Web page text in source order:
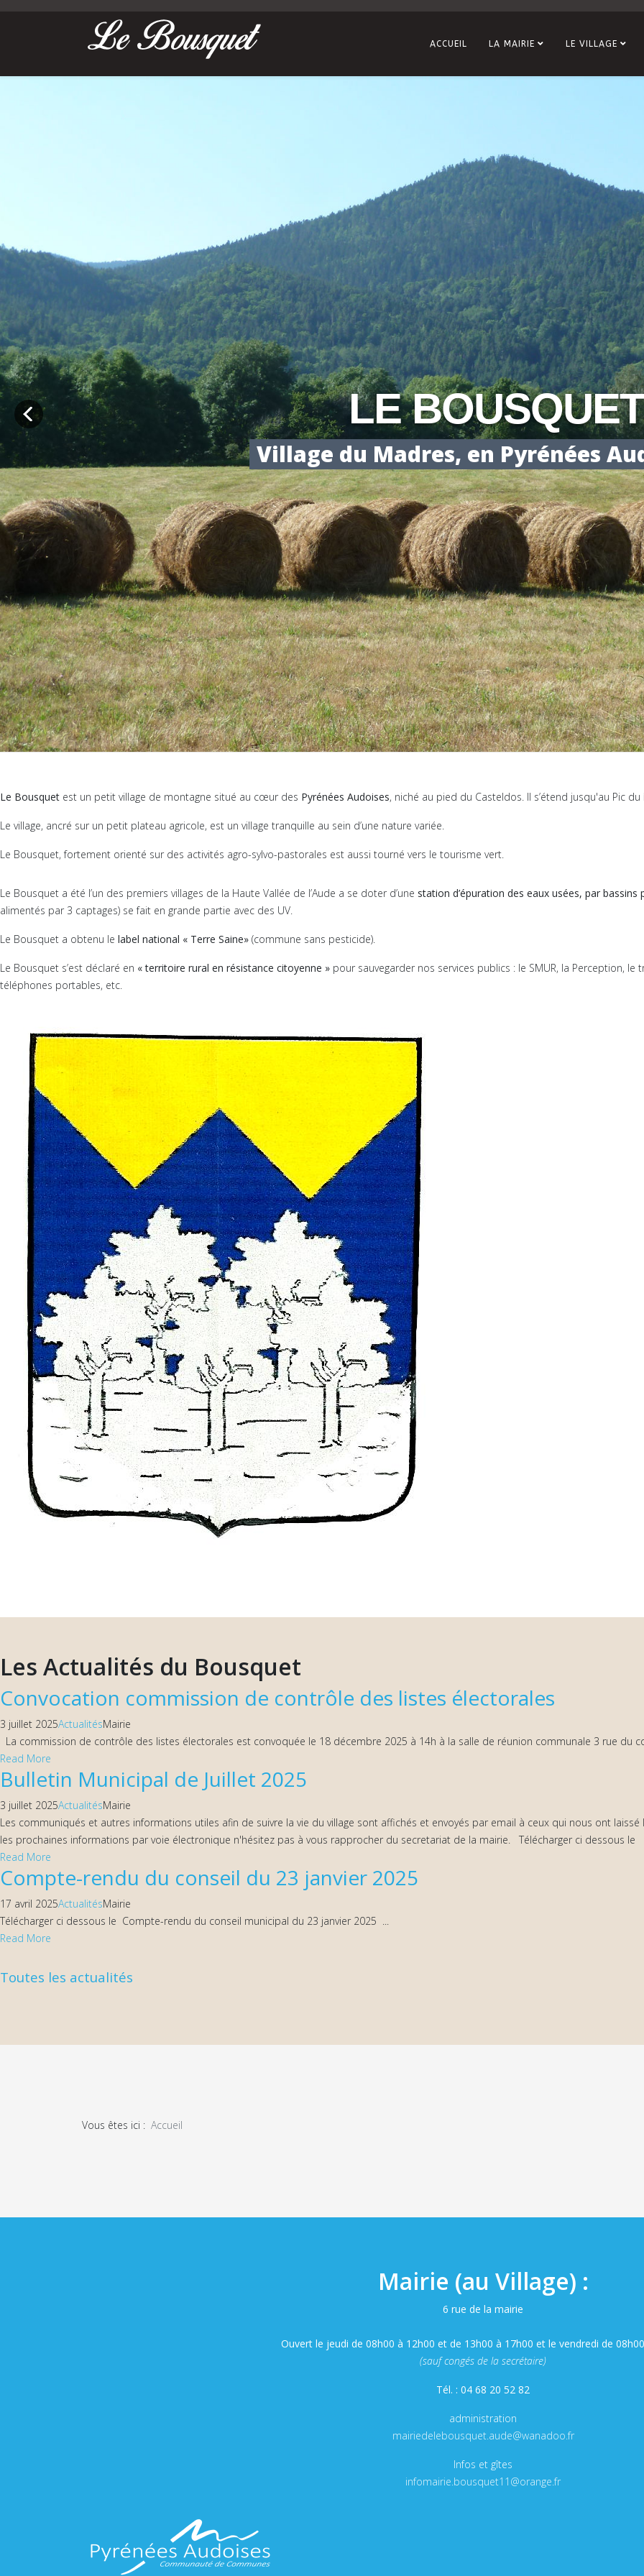
ACCUEIL LA MAIRIE LE VILLAGE
LE BOUSQUET
Village du Madres, en Pyrénées
Le Bousquet est un petit village de montagne situé au cœur des Pyrénées Audoises, niché au pied du Casteldos. Il s’étend jusqu'au Pic
Le village, ancré sur un petit plateau agricole, est un village tranquille au sein d’une nature variée.
Le Bousquet, fortement orienté sur des activités agro-sylvo-pastorales est aussi tourné vers le tourisme vert.
Le Bousquet a été l’un des premiers villages de la Haute Vallée de l’Aude a se doter d’une station d’épuration des eaux usées, par bassins
alimentés par 3 captages) se fait en grande partie avec des UV.
Le Bousquet a obtenu le label national « Terre Saine» (commune sans pesticide).
Le Bousquet s’est déclaré en « territoire rural en résistance citoyenne » pour sauvegarder nos services publics : le SMUR, la Perception,
téléphones portables, etc.
Les Actualités du Bousquet
Convocation commission de contrôle des listes électorales
3 juillet 2025ActualitésMairie
La commission de contrôle des listes électorales est convoquée le 18 décembre 2025 à 14h à la salle de réunion communale 3 rue du
Read More
Bulletin Municipal de Juillet 2025
3 juillet 2025ActualitésMairie
Les communiqués et autres informations utiles afin de suivre la vie du village sont affichés et envoyés par email à ceux qui nous ont
les prochaines informations par voie électronique n'hésitez pas à vous rapprocher du secretariat de la mairie. Télécharger ci dessous
Read More
Compte-rendu du conseil du 23 janvier 2025
17 avril 2025ActualitésMairie
Télécharger ci dessous le Compte-rendu du conseil municipal du 23 janvier 2025 ...
Read More
Toutes les actualités
Vous êtes ici : Accueil
Mairie (au Village) :
6 rue de la mairie
Ouvert le jeudi de 08h00 à 12h00 et de 13h00 à 17h00 et le vendredi de
(sauf congés de la secrétaire)
Tél. : 04 68 20 52 82
administration
mairiedelebousquet.aude@wanadoo.fr
Infos et gîtes
infomairie.bousquet11@orange.fr